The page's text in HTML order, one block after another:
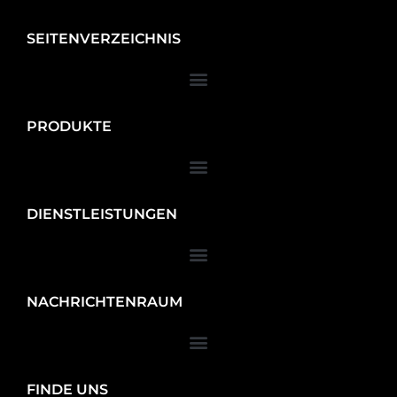
SEITENVERZEICHNIS
PRODUKTE
DIENSTLEISTUNGEN
NACHRICHTENRAUM
FINDE UNS